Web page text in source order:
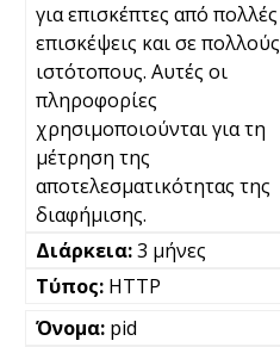
για επισκέπτες από πολλές
επισκέψεις και σε πολλούς
ιστότοπους. Αυτές οι
πληροφορίες
χρησιμοποιούνται για τη
μέτρηση της
αποτελεσματικότητας της
διαφήμισης.
3 μήνες
HTTP
pid